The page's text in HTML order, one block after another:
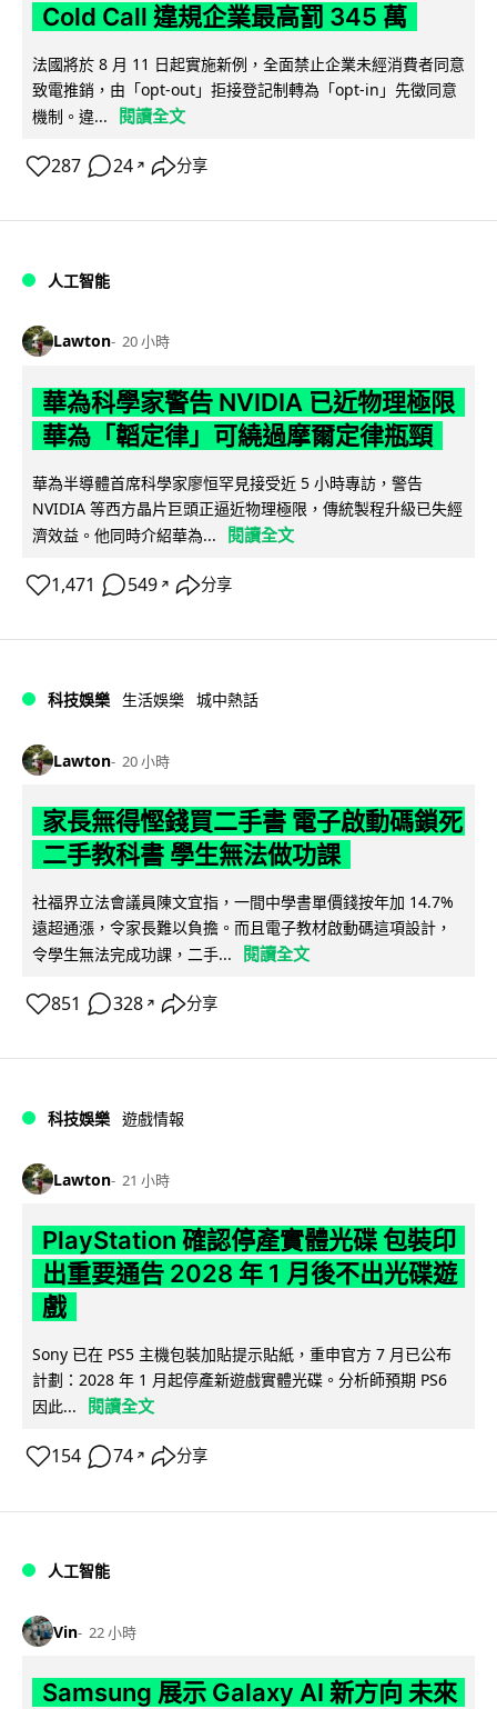
Cold Call 違規企業最高罰 345 萬
法國將於 8 月 11 日起實施新例，全面禁止企業未經消費者同意
致電推銷，由「opt-out」拒接登記制轉為「opt-in」先徵同意
機制。違...
閱讀全文
287 24 ↗ 分享
人工智能
Lawton 20 小時
華為科學家警告 NVIDIA 已近物理極限
華為「韜定律」可繞過摩爾定律瓶頸
華為半導體首席科學家廖恒罕見接受近 5 小時專訪，警告
NVIDIA 等西方晶片巨頭正逼近物理極限，傳統製程升級已失經
濟效益。他同時介紹華為...
閱讀全文
1,471 549 ↗ 分享
科技娛樂 生活娛樂 城中熱話
Lawton 20 小時
家長無得慳錢買二手書 電子啟動碼鎖死
二手教科書 學生無法做功課
社福界立法會議員陳文宜指，一間中學書單價錢按年加 14.7%
遠超通漲，令家長難以負擔。而且電子教材啟動碼這項設計，
令學生無法完成功課，二手...
閱讀全文
851 328 ↗ 分享
科技娛樂 遊戲情報
Lawton 21 小時
PlayStation 確認停產實體光碟 包裝印
出重要通告 2028 年 1 月後不出光碟遊
戲
Sony 已在 PS5 主機包裝加貼提示貼紙，重申官方 7 月已公布
計劃：2028 年 1 月起停產新遊戲實體光碟。分析師預期 PS6
因此...
閱讀全文
154 74 ↗ 分享
人工智能
Vin 22 小時
Samsung 展示 Galaxy AI 新方向 未來